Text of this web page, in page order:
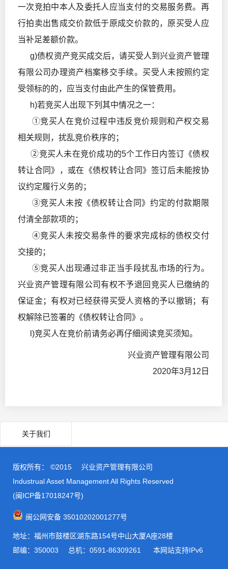
一次竞拍中本人及委托人应当支付的交易服务费。再
行拍卖出售成交价款低于原成交价款的，原买受人应
当补足差额价款。
g)债权资产竞买成交后，请买受人到兴业资产管理
有限公司办理资产档案移交手续。买受人未按照约定
受领标的的，应当支付由此产生的保管费用。
h)若竞买人出现下列其中情况之一：
①竞买人在竞价过程中违反竞价规则和产权交易
相关规则，扰乱竞价秩序的；
②竞买人未在竞价成功的5个工作日内签订《债权
转让合同》，或在《债权转让合同》签订后未能按协
议约定履行义务的；
③竞买人未按《债权转让合同》约定的付款期限
付清全部款项的；
④竞买人未按交易条件的要求完成标的债权交付
交接的；
⑤竞买人出现通过非正当手段扰乱市场的行为。
兴业资产管理有限公司有权不予退回竞买人已缴纳的
保证金；有权对已经获得买受人资格的予以撤销；有
权解除已签署的《债权转让合同》。
l)竞买人在竞价前请务必再仔细阅读竞买须知。
兴业资产管理有限公司
2020年3月12日
关于我们
版权所有： ©2015
兴业资产管理有限公司
Industrual Asset Management All Rights Reserved
(闽ICP备17018247号)
闽公网安备 35010202001277号
地址：福州市鼓楼区湖东路154号中山大厦A座28楼
邮编：350003
总机：0591-86309261 本网站支持IPv6